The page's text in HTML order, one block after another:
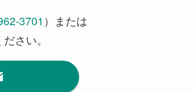
3701 ）または
さい。